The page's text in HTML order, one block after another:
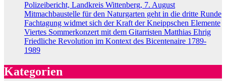
Polizeibericht, Landkreis Wittenberg, 7. August
Mitmachbaustelle für den Naturgarten geht in die dritte Runde
Fachtagung widmet sich der Kraft der Kneippschen Elemente
Viertes Sommerkonzert mit dem Gitarristen Matthias Ehrig
Friedliche Revolution im Kontext des Bicentenaire 1789-
1989
Kategorien